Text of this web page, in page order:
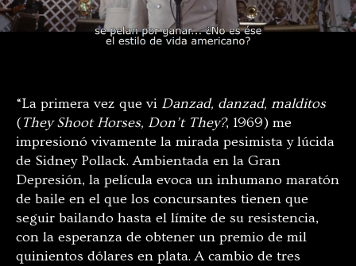
“La primera vez que vi Danzad, danzad, malditos
(They Shoot Horses, Don’t They?, 1969) me
impresionó vivamente la mirada pesimista y lúcida
de Sidney Pollack. Ambientada en la Gran
Depresión, la película evoca un inhumano maratón
de baile en el que los concursantes tienen que
seguir bailando hasta el límite de su resistencia,
con la esperanza de obtener un premio de mil
quinientos dólares en plata. A cambio de tres